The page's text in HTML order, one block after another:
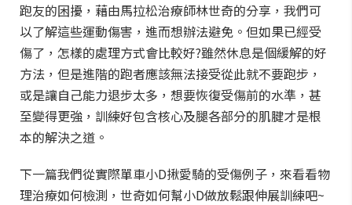
跑友的困擾，藉由馬拉松治療師林世奇的分享，我們可
以了解這些運動傷害，進而想辦法避免。但如果已經受
傷了，怎樣的處理方式會比較好?雖然休息是個緩解的好
方法，但是進階的跑者應該無法接受從此就不要跑步，
或是讓自己能力退步太多，想要恢復受傷前的水準，甚
至變得更強，訓練好包含核心及腿各部分的肌腱才是根
本的解決之道。
下一篇我們從實際單車小D揪愛騎的受傷例子，來看看物
理治療如何檢測，世奇如何幫小D做放鬆跟伸展訓練吧~